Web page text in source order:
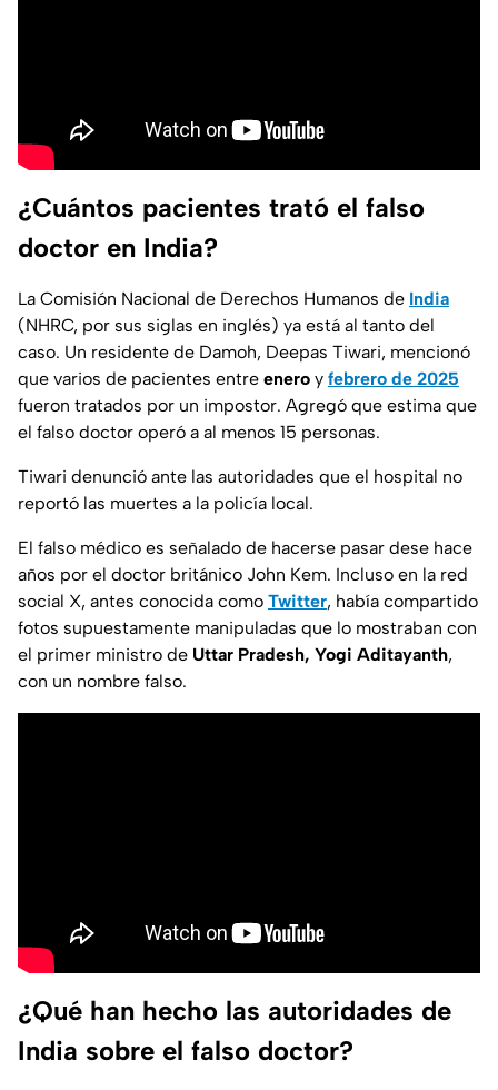
¿Cuántos pacientes trató el falso
doctor en India?
La Comisión Nacional de Derechos Humanos de India
(NHRC, por sus siglas en inglés) ya está al tanto del
caso. Un residente de Damoh, Deepas Tiwari, mencionó
que varios de pacientes entre enero y febrero de 2025
fueron tratados por un impostor. Agregó que estima que
el falso doctor operó a al menos 15 personas.
Tiwari denunció ante las autoridades que el hospital no
reportó las muertes a la policía local.
El falso médico es señalado de hacerse pasar dese hace
años por el doctor británico John Kem. Incluso en la red
social X, antes conocida como Twitter, había compartido
fotos supuestamente manipuladas que lo mostraban con
el primer ministro de Uttar Pradesh, Yogi Aditayanth,
con un nombre falso.
¿Qué han hecho las autoridades de
India sobre el falso doctor?